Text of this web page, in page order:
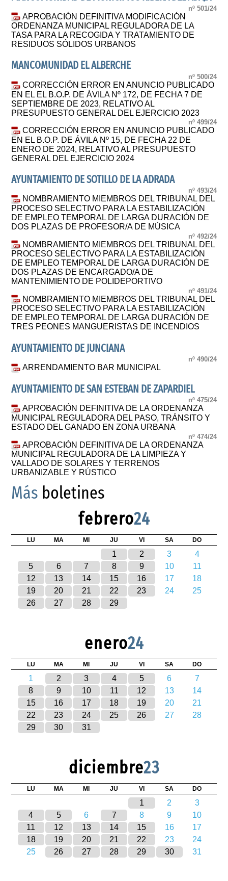
nº 501/24
APROBACIÓN DEFINITIVA MODIFICACIÓN
ORDENANZA MUNICIPAL REGULADORA DE LA
TASA PARA LA RECOGIDA Y TRATAMIENTO DE
RESIDUOS SÓLIDOS URBANOS
MANCOMUNIDAD EL ALBERCHE
nº 500/24
CORRECCIÓN ERROR EN ANUNCIO PUBLICADO
EN EL EL B.O.P. DE ÁVILA Nº 172, DE FECHA 7 DE
SEPTIEMBRE DE 2023, RELATIVO AL
PRESUPUESTO GENERAL DEL EJERCICIO 2023
nº 499/24
CORRECCIÓN ERROR EN ANUNCIO PUBLICADO
EN EL B.O.P. DE ÁVILA Nº 15, DE FECHA 22 DE
ENERO DE 2024, RELATIVO AL PRESUPUESTO
GENERAL DEL EJERCICIO 2024
AYUNTAMIENTO DE SOTILLO DE LA ADRADA
nº 493/24
NOMBRAMIENTO MIEMBROS DEL TRIBUNAL DEL
PROCESO SELECTIVO PARA LA ESTABILIZACIÓN
DE EMPLEO TEMPORAL DE LARGA DURACIÓN DE
DOS PLAZAS DE PROFESOR/A DE MÚSICA
nº 492/24
NOMBRAMIENTO MIEMBROS DEL TRIBUNAL DEL
PROCESO SELECTIVO PARA LA ESTABILIZACIÓN
DE EMPLEO TEMPORAL DE LARGA DURACIÓN DE
DOS PLAZAS DE ENCARGADO/A DE
MANTENIMIENTO DE POLIDEPORTIVO
nº 491/24
NOMBRAMIENTO MIEMBROS DEL TRIBUNAL DEL
PROCESO SELECTIVO PARA LA ESTABILIZACIÓN
DE EMPLEO TEMPORAL DE LARGA DURACIÓN DE
TRES PEONES MANGUERISTAS DE INCENDIOS
AYUNTAMIENTO DE JUNCIANA
nº 490/24
ARRENDAMIENTO BAR MUNICIPAL
AYUNTAMIENTO DE SAN ESTEBAN DE ZAPARDIEL
nº 475/24
APROBACIÓN DEFINITIVA DE LA ORDENANZA
MUNICIPAL REGULADORA DEL PASO, TRÁNSITO Y
ESTADO DEL GANADO EN ZONA URBANA
nº 474/24
APROBACIÓN DEFINITIVA DE LA ORDENANZA
MUNICIPAL REGULADORA DE LA LIMPIEZA Y
VALLADO DE SOLARES Y TERRENOS
URBANIZABLE Y RÚSTICO
Más boletines
febrero24
LU MA MI JU VI SA DO
1 2 3
4
5
6 7 8 9 10
11
12
13 14 15 16 17
18
19
20 21 22 23 24
25
26
27 28 29
enero24
LU MA MI JU VI SA DO
1 2 3 4 5 6
7
8
9 10 11 12 13
14
15
16 17 18 19 20
21
22
23 24 25 26 27
28
29
30 31
diciembre23
LU MA MI JU VI SA DO
1 2
3
4
5 6 7 8 9
10
11
12 13 14 15 16
17
18
19 20 21 22 23
24
25
26 27 28 29 30 31